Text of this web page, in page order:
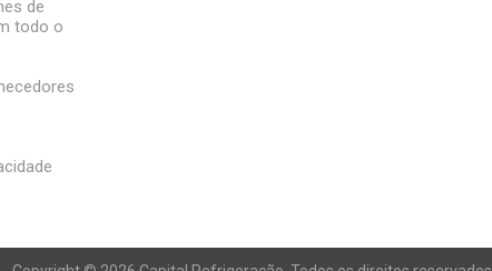
de
todo o